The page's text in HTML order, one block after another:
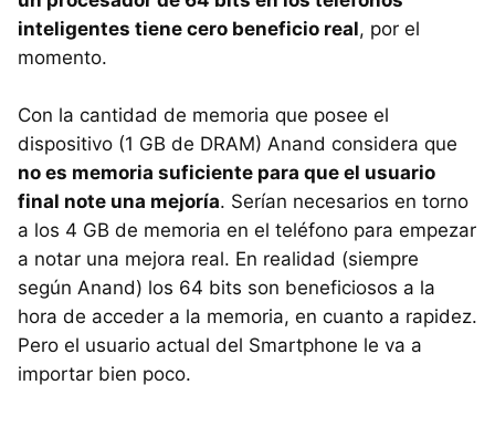
inteligentes tiene cero beneficio real, por el
momento.
Con la cantidad de memoria que posee el
dispositivo (1 GB de DRAM) Anand considera que
no es memoria suficiente para que el usuario
final note una mejoría. Serían necesarios en torno
a los 4 GB de memoria en el teléfono para empezar
a notar una mejora real. En realidad (siempre
según Anand) los 64 bits son beneficiosos a la
hora de acceder a la memoria, en cuanto a rapidez.
Pero el usuario actual del Smartphone le va a
importar bien poco.